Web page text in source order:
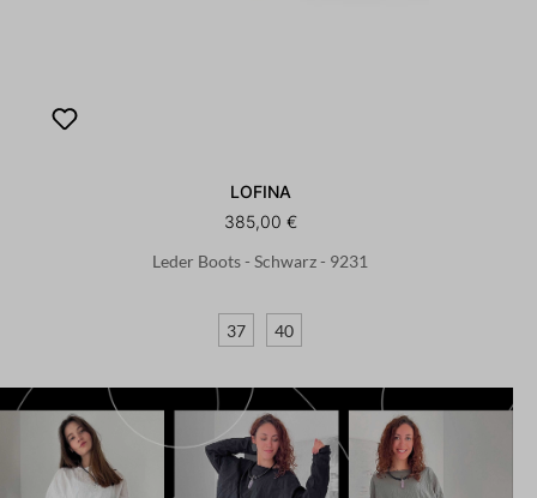
LOFINA
385,00 €
Leder Boots - Schwarz - 9231
37 40